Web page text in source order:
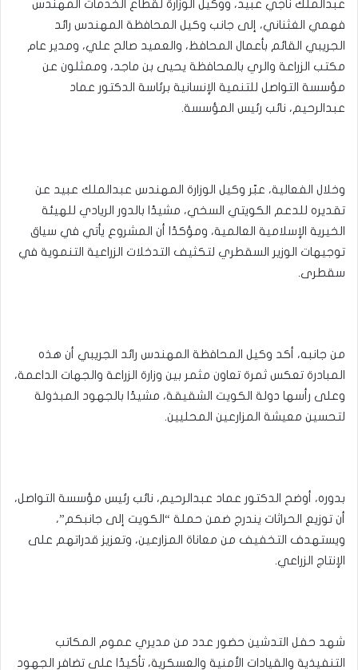
عبدالملك ناجي عبيد، ووكيل الوزارة لقطاع الخدمات المهندس
فهمي الغثناني، إلى جانب وكيل المحافظة المهندس رائد
الجريبي القائم بأعمال المحافظ، والعميد صالح علي، ومدير عام
مكتب الزراعة والري بالمحافظة يحيى بن ماجد، وممثلون عن
مؤسسة التواصل للتنمية الإنسانية برئاسة الدكتور عماد
عبدالرحيم، نائب رئيس المؤسسة.
وخلال الفعالية، عبّر وكيل الوزارة المهندس عبدالملك عبيد عن
تقديره للدعم الكويتي السخي، مشيدًا بالدور الريادي للهيئة
الخيرية الإسلامية العالمية، ومؤكدًا أن المشروع يأتي في سياق
توجيهات الوزير السقطري لتكثيف التدخلات الزراعية التنموية في
سقطرى.
من جانبه، أكد وكيل المحافظة المهندس رائد الجريبي أن هذه
المبادرة تعكس ثمرة تعاون مثمر بين وزارة الزراعة والجهات الداعمة،
وعلى رأسها دولة الكويت الشقيقة، مشيدًا بالجهود المبذولة
لتحسين معيشة المزارعين المحليين.
بدوره، أوضح الدكتور عماد عبدالرحيم، نائب رئيس مؤسسة التواصل،
أن توزيع الحراثات يندرج ضمن حملة “الكويت إلى جانبكم”،
ويستهدف التخفيف من معاناة المزارعين، وتعزيز قدراتهم على
الإنتاج الزراعي.
شهد حفل التدشين حضور عدد من مديري عموم المكاتب
التنفيذية والقيادات الأمنية والعسكرية، تأكيدًا على تضافر الجهود